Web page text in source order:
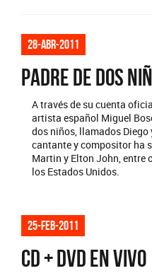
28-abr-2011
PADRE DE DOS
A través de su cuenta
artista español Miguel
dos niños, llamados Diego
cantante y compositor ha
Martin y Elton John, entre
los Estados Unidos.
25-feb-2011
CD + DVD EN VIVO